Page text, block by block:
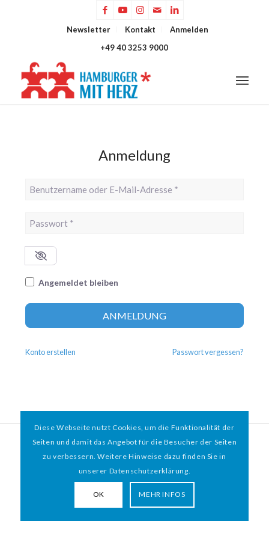
Newsletter Kontakt
Anmelden
+49 40 3253 9000
Anmeldung
Benutzername oder E-Mail-Adresse
Passwort *
Angemeldet bleiben
ANMELDUNG
Konto erstellen Passwort vergessen?
© 2026 HAMBURGER*MIT HERZ e.V. | WEBDESIGN BY WEBIGAMI
Diese Webseite nutzt Cookies, um die Funktionalität der
Seiten und damit das Angebot für die Besucher der Seiten
zu verbessern. Weitere Hinweise dazu finden Sie in
unserer Datenschutzerklärung.
OK MEHR INFOS